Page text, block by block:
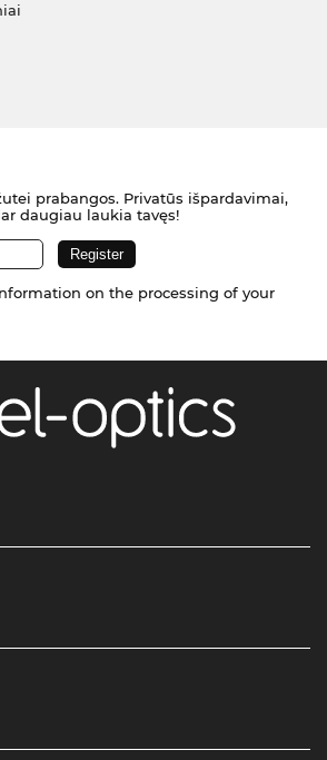
prabangos. Privatūs išpardavimai,
daugiau laukia tavęs!
on the processing of your